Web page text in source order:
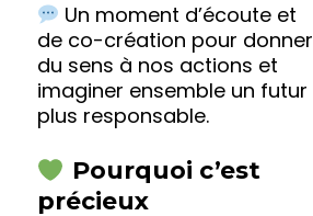
Un moment d’écoute et
de co-création pour donner
du sens à nos actions et
imaginer ensemble un futur
plus responsable.
Pourquoi c’est
précieux